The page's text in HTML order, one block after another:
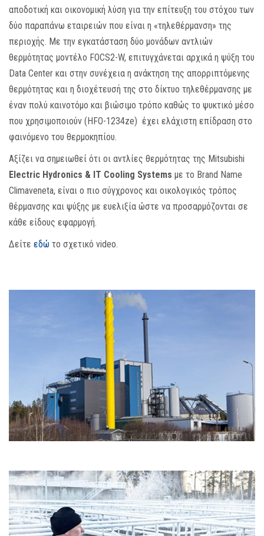
αποδοτική και οικονομική λύση για την επίτευξη του στόχου των
δύο παραπάνω εταιρειών που είναι η «τηλεθέρμανση» της
περιοχής. Με την εγκατάσταση δύο μονάδων αντλιών
θερμότητας μοντέλο FOCS2-W, επιτυγχάνεται αρχικά η ψύξη του
Data Center και στην συνέχεια η ανάκτηση της απορριπτόμενης
θερμότητας και η διοχέτευσή της στο δίκτυο τηλεθέρμανσης με
έναν πολύ καινοτόμο και βιώσιμο τρόπο καθώς το ψυκτικό μέσο
που χρησιμοποιούν (HFO-1234ze) έχει ελάχιστη επίδραση στο
φαινόμενο του θερμοκηπίου.
Αξίζει να σημειωθεί ότι οι αντλίες θερμότητας της Mitsubishi
Electric Hydronics & IT Cooling Systems με το Brand Name
Climaveneta, είναι ο πιο σύγχρονος και οικολογικός τρόπος
θέρμανσης και ψύξης με ευελιξία ώστε να προσαρμόζονται σε
κάθε είδους εφαρμογή.
Δείτε εδώ το σχετικό video.